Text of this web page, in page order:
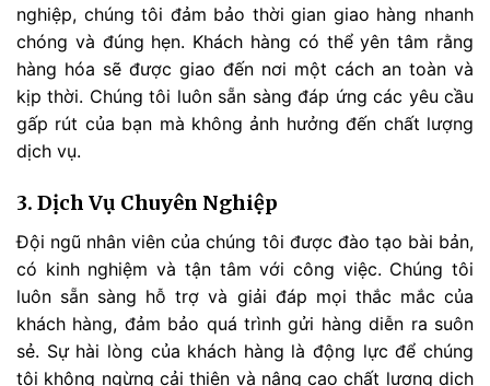
nghiệp, chúng tôi đảm bảo thời gian giao hàng nhanh
chóng và đúng hẹn. Khách hàng có thể yên tâm rằng
hàng hóa sẽ được giao đến nơi một cách an toàn và
kịp thời. Chúng tôi luôn sẵn sàng đáp ứng các yêu cầu
gấp rút của bạn mà không ảnh hưởng đến chất lượng
dịch vụ.
3. Dịch Vụ Chuyên Nghiệp
Đội ngũ nhân viên của chúng tôi được đào tạo bài bản,
có kinh nghiệm và tận tâm với công việc. Chúng tôi
luôn sẵn sàng hỗ trợ và giải đáp mọi thắc mắc của
khách hàng, đảm bảo quá trình gửi hàng diễn ra suôn
sẻ. Sự hài lòng của khách hàng là động lực để chúng
tôi không ngừng cải thiện và nâng cao chất lượng dịch